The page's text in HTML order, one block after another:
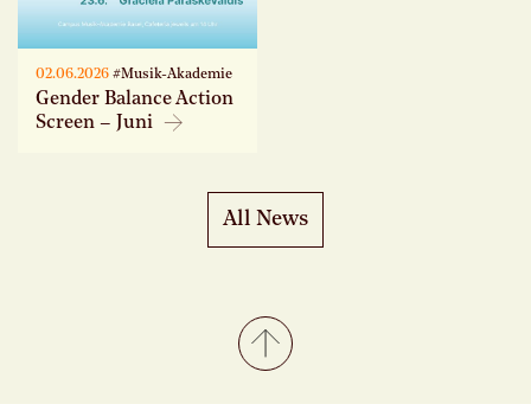
02.06.2026 #Musik-Akademie
Gender Balance Action
Screen – Juni
All News